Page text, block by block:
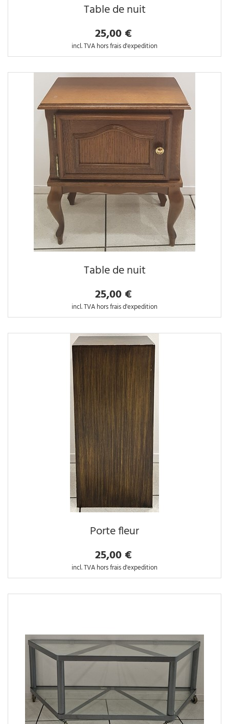
Table de nuit
25,00 €
incl. TVA hors frais d'expedition
Table de nuit
25,00 €
incl. TVA hors frais d'expedition
Porte fleur
25,00 €
incl. TVA hors frais d'expedition